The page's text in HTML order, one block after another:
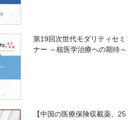
第19回次世代モダリティセミ
ナー ～核医学治療への期待～
【中国の医療保険収載薬、25